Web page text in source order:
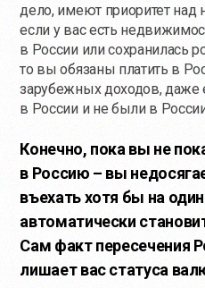
дело, имеют приоритет
если у вас есть
в России или сохранилась
то вы обязаны платить в
зарубежных доходов, даже
в России и не были в
Конечно, пока вы не
в Россию – вы
въехать хотя бы на
автоматически
Сам факт пересечения
лишает вас статуса